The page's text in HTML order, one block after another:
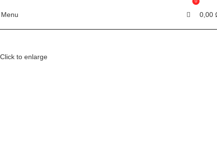
Menu
0
0,00
Click to enlarge